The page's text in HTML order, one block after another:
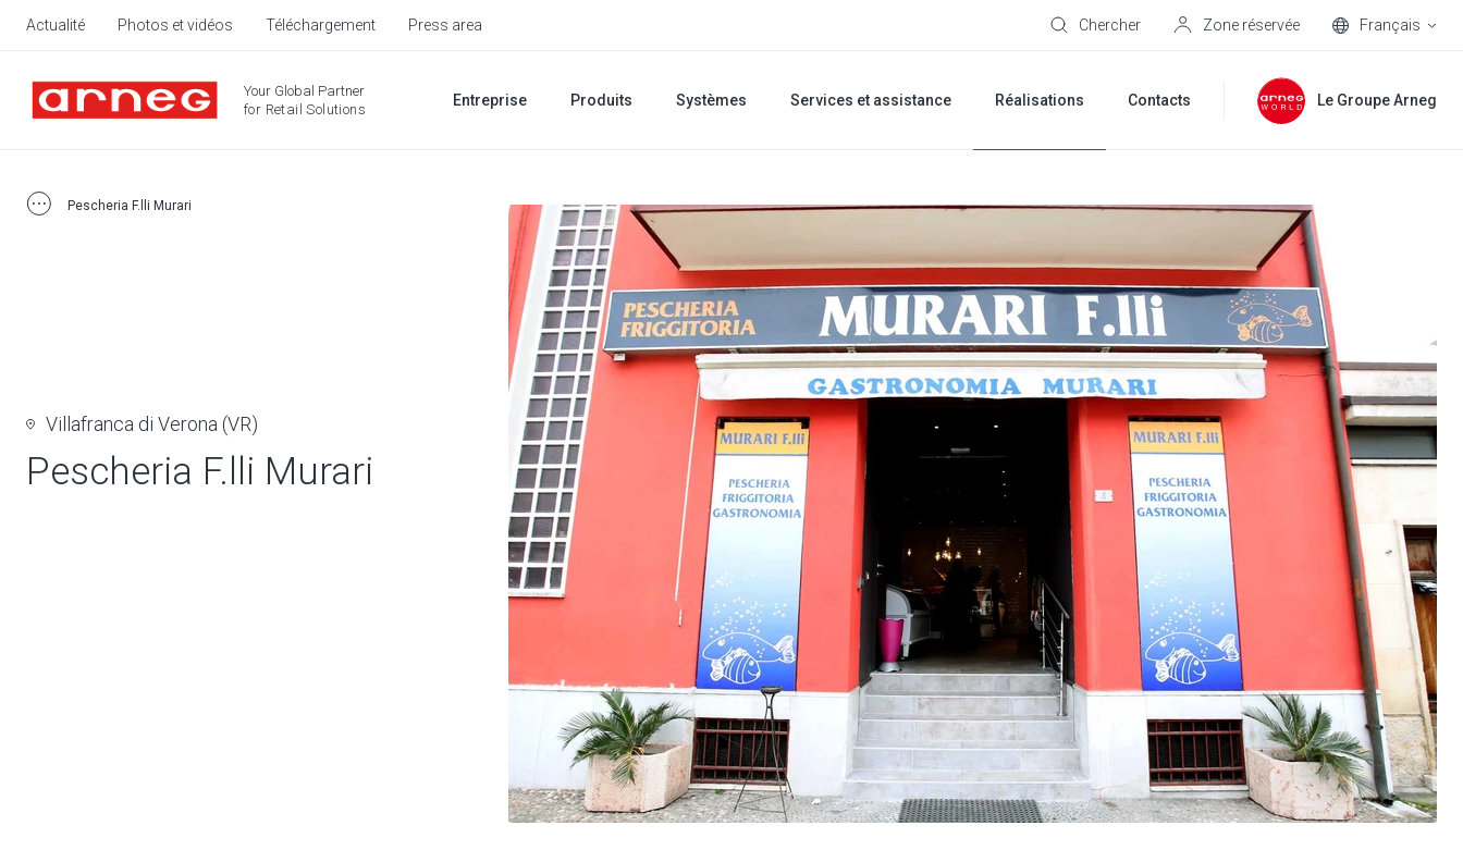
Actualité Photos et vidéos Téléchargement Press area Chercher Zone réservée Français
Your Global Partner
for Retail Solutions
Entreprise Produits Systèmes Services et assistance Réalisations Contacts Le Groupe Arneg
Pescheria F.lli Murari
Villafranca di Verona (VR)
Pescheria F.lli Murari